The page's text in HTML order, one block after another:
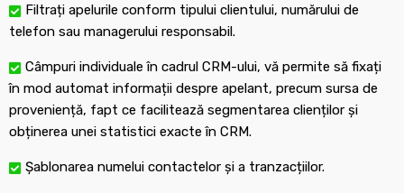
Filtrați apelurile conform tipului clientului, numărului de
telefon sau managerului responsabil.
Câmpuri individuale în cadrul CRM-ului, vă permite să fixați
în mod automat informații despre apelant, precum sursa de
proveniență, fapt ce facilitează segmentarea clienților și
obținerea unei statistici exacte în CRM.
Șablonarea numelui contactelor și a tranzacțiilor.